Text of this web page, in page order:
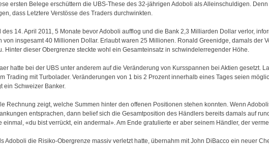
ersten Belege erschüttern die UBS-These des 32-jährigen Adoboli als Alleinschuldigen.
dass Letztere Verstösse des Traders durchwinkten.
des 14. April 2011, 5 Monate bevor Adoboli aufflog und die Bank 2,3 Milliarden Dollar verlor,
von insgesamt 40 Millionen Dollar. Erlaubt waren 25 Millionen. Ronald Greenidge, damals der
Hinter dieser Obergrenze steckte wohl ein Gesamteinsatz in schwindelerregender Höhe.
hatte bei der UBS unter anderem auf die Veränderung von Kursspannen bei Aktien gesetzt.
Trading mit Turbolader. Veränderungen von 1 bis 2 Prozent innerhalb eines Tages seien
ein Schweizer Banker.
Rechnung zeigt, welche Summen hinter den offenen Positionen stehen konnten. Wenn
entsprachen, dann belief sich die Gesamtposition des Händlers bereits damals auf
einmal, «du bist verrückt, ein andermal». Am Ende gratulierte er aber seinem Händler, der
Adoboli die Risiko-Obergrenze massiv verletzt hatte, übernahm mit John DiBacco ein neuer